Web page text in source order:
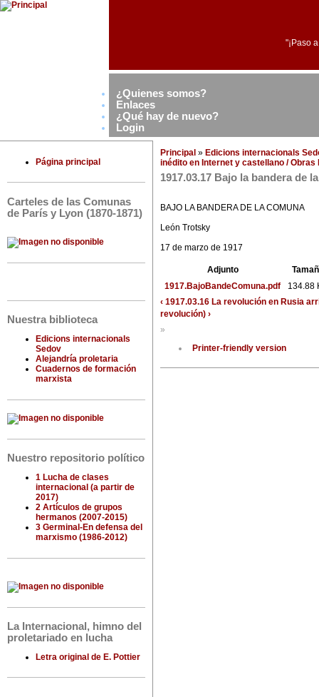
"¡Paso
¿Quienes somos?
Enlaces
¿Qué hay de nuevo?
Login
Página principal
Carteles de las Comunas
de París y Lyon (1870-1871)
Nuestra biblioteca
Edicions internacionals
Sedov
Alejandría proletaria
Cuadernos de formación
marxista
Nuestro repositorio político
1 Lucha de clases
internacional (a partir de
2017)
2 Artículos de grupos
hermanos (2007-2015)
3 Germinal-En defensa del
marxismo (1986-2012)
La Internacional, himno del
proletariado en lucha
Letra original de E. Pottier
Principal » Edicions internacionals
inédito en Internet y castellano / Obras
1917.03.17 Bajo la bandera de
BAJO LA BANDERA DE LA COMUNA
León Trotsky
17 de marzo de 1917
Adjunto
1917.BajoBandeComuna.pdf
134.88
‹ 1917.03.16 La revolución en Rusia
revolución) ›
»
Printer-friendly version